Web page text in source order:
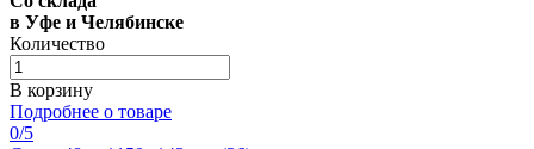
в Уфе и Челябинске
Количество
В корзину
Подробнее о товаре
0/5